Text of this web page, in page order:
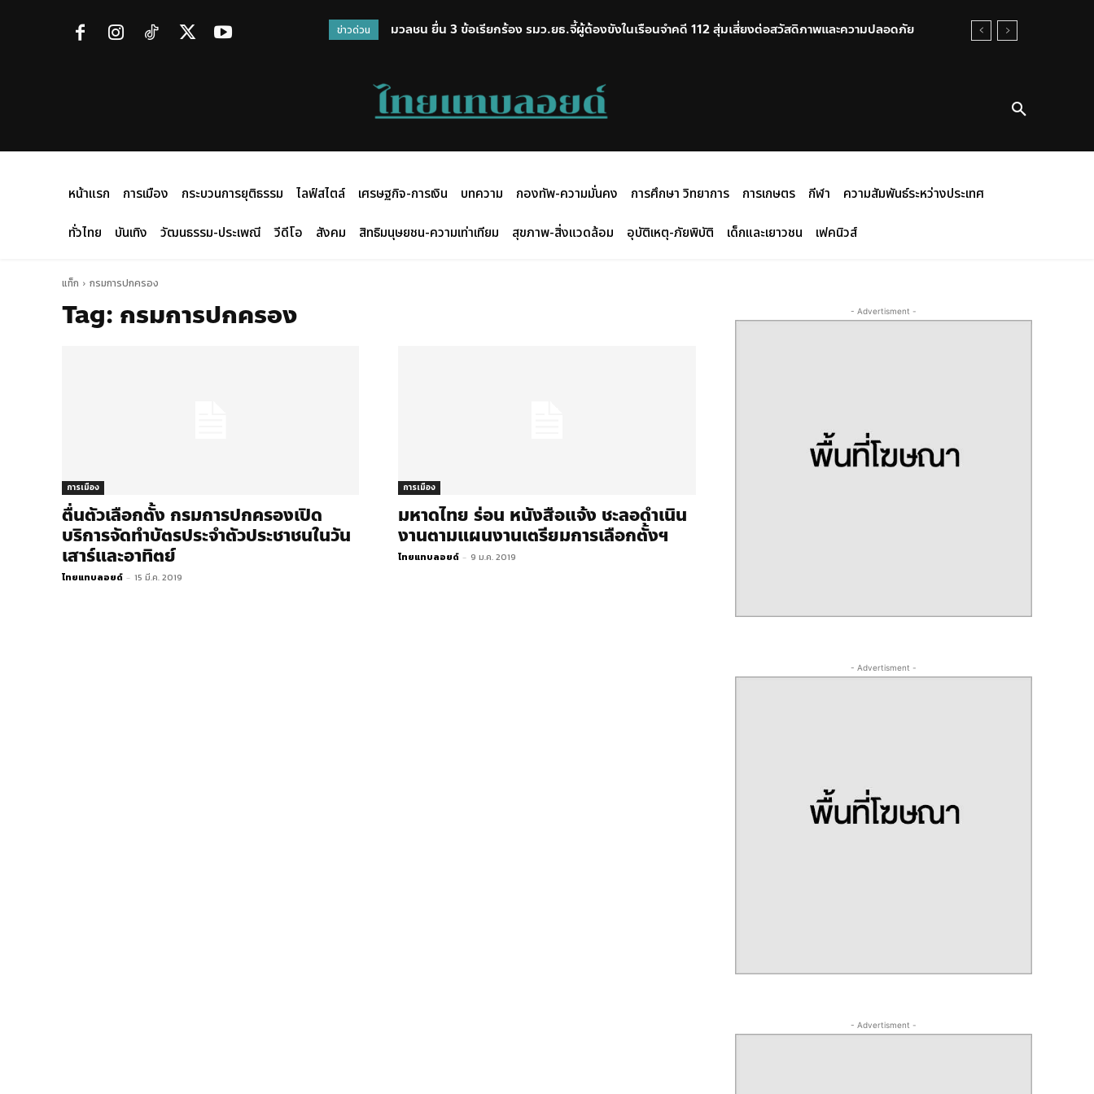
ข่าวด่วน
มวลชน ยื่น 3 ข้อเรียกร้อง รมว.ยธ.จี้ผู้ต้องขังในเรือนจำคดี 112 สุ่มเสี่ยงต่อสวัสดิภาพและความปลอดภัย
หน้าแรก การเมือง กระบวนการยุติธรรม ไลฟ์สไตล์ เศรษฐกิจ-การเงิน บทความ กองทัพ-ความมั่นคง การศึกษา วิทยาการ การเกษตร กีฬา
ความสัมพันธ์ระหว่างประเทศ
ทั่วไทย
บันเทิง วัฒนธรรม-ประเพณี วีดีโอ สังคม สิทธิมนุษยชน-ความเท่าเทียม สุขภาพ-สิ่งแวดล้อม อุบัติเหตุ-ภัยพิบัติ เด็กและเยาวชน เฟคนิวส์
แท็ก กรมการปกครอง
Tag: กรมการปกครอง
การเมือง
ตื่นตัวเลือกตั้ง กรมการปกครองเปิด
บริการจัดทำบัตรประจำตัวประชาชนในวัน
เสาร์และอาทิตย์
ไทยแทบลอยด์ - 15 มี.ค. 2019
การเมือง
มหาดไทย ร่อน หนังสือแจ้ง ชะลอดำเนิน
งานตามแผนงานเตรียมการเลือกตั้งฯ
ไทยแทบลอยด์ - 9 ม.ค. 2019
- Advertisment -
- Advertisment -
- Advertisment -